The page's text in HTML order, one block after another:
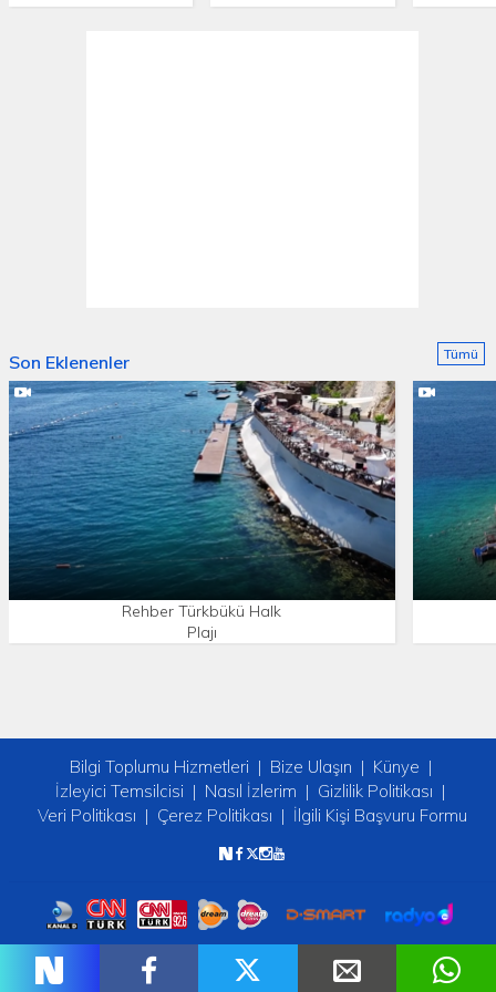
Son Eklenenler
Rehber Türkbükü Halk
Plajı
Tümü
Bilgi Toplumu Hizmetleri Bize Ulaşın
Künye
İzleyici Temsilcisi
Nasıl İzlerim
Gizlilik Politikası
Veri Politikası
Çerez Politikası İlgili Kişi Başvuru Formu